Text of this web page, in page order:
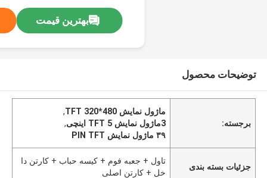
بهترین قیمت
توضیحات محصول
برجسته:
ماژول نمایش TFT 320*480
,
3ماژول نمایش TFT 5 اینچی
,
۳۹ ماژول نمایش PIN TFT
جزئیات بسته بندی
تاول + جعبه فوم + کیسه حباب + کارتن دا
خل + کارتن اصلی